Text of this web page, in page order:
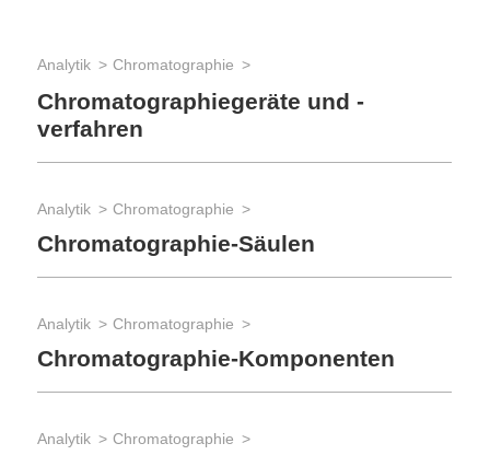
Analytik Chromatographie
Chromatographiegeräte und -
verfahren
Analytik Chromatographie
Chromatographie-Säulen
Analytik Chromatographie
Chromatographie-Komponenten
Analytik Chromatographie